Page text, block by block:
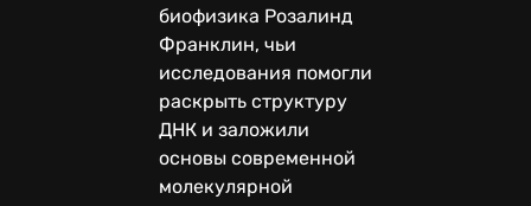
биофизика Розалинд
Франклин, чьи
исследования помогли
раскрыть структуру
ДНК и заложили
основы современной
молекулярной